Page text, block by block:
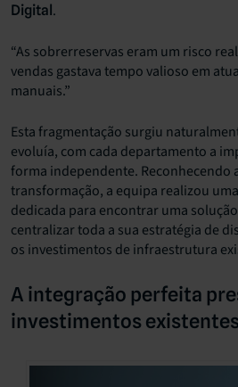
Digital.
“As sobrerreservas eram um risco
vendas gastava tempo valioso em
manuais.”
Esta fragmentação surgiu
evoluía, com cada departamento a
forma independente. Reconhecendo
transformação, a equipa realizou
dedicada para encontrar uma
centralizar toda a sua estratégia de
os investimentos de infraestrutura
A integração perfeita
investimentos existentes